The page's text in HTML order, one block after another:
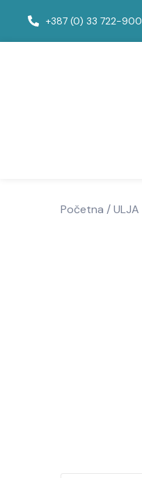
+387 (0) 33 722-900
Početna /ULJA